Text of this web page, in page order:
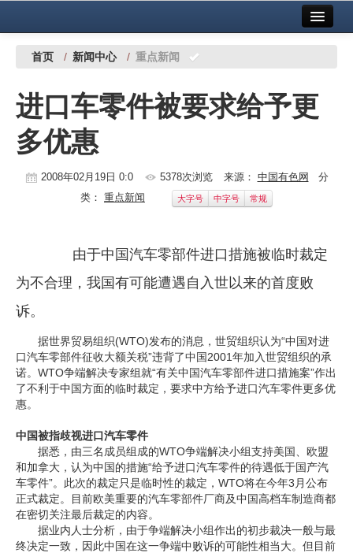
中国有色金属报社主办 广告服务
铜镍铅锌
铝
稀有稀土
镁钛
地矿 建设
党建工作
企业文化
《资源再生》杂志
行情报价
数字报
首页 / 新闻中心 / 重点新闻
进口车零件被要求给予更
多优惠
2008年02月19日 0:0 5378次浏览 来源： 中国有色网 分
类： 重点新闻 大字号 中字号 常规
由于中国汽车零部件进口措施被临时裁定
为不合理，我国有可能遭遇自入世以来的首度败
诉。
据世界贸易组织(WTO)发布的消息，世贸组织认为“中国对进
口汽车零部件征收大额关税”违背了中国2001年加入世贸组织的承
诺。WTO争端解决专家组就“有关中国汽车零部件进口措施案”作出
了不利于中国方面的临时裁定，要求中方给予进口汽车零件更多优
惠。
中国被指歧视进口汽车零件
据悉，由三名成员组成的WTO争端解决小组支持美国、欧盟
和加拿大，认为中国的措施“给予进口汽车零件的待遇低于国产汽
车零件”。此次的裁定只是临时性的裁定，WTO将在今年3月公布
正式裁定。目前欧美重要的汽车零部件厂商及中国高档车制造商都
在密切关注最后裁定的内容。
据业内人士分析，由于争端解决小组作出的初步裁决一般与最
终决定一致，因此中国在这一争端中败诉的可能性相当大。但目前